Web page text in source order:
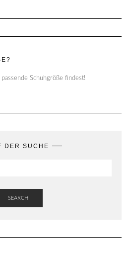
Schuhgröße findest!
DER SUCHE
SEARCH